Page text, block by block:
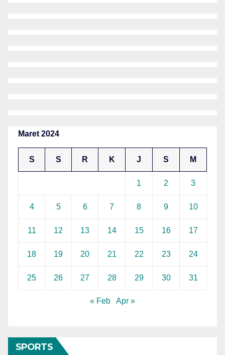
Maret 2024
S S R K J S M
1 2 3
4 5 6 7 8 9 10
11 12 13 14 15 16 17
18 19 20 21 22 23 24
25 26 27 28 29 30 31
« Feb Apr »
SPORTS